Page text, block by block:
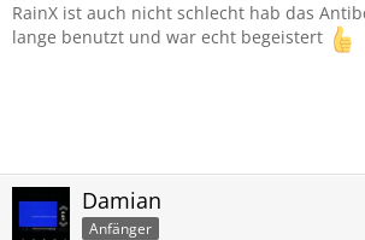
RainX ist auch nicht schlecht hab das
lange benutzt und war echt begeistert
Damian
Anfänger